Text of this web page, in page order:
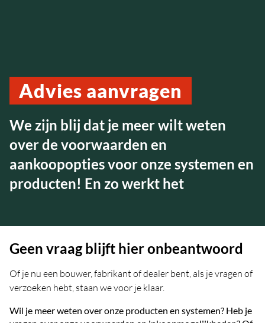
Advies aanvragen
We zijn blij dat je meer wilt weten
over de voorwaarden en
aankoopopties voor onze systemen en
producten! En zo werkt het
Geen vraag blijft hier onbeantwoord
Of je nu een bouwer, fabrikant of dealer bent, als je vragen of
verzoeken hebt, staan we voor je klaar.
Wil je meer weten over onze producten en systemen? Heb je